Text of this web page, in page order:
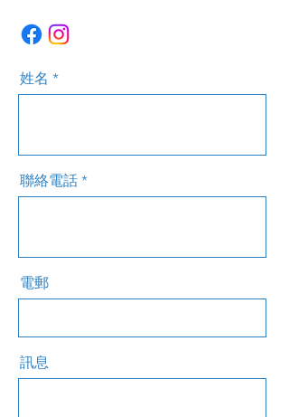
姓名
聯絡電話
電郵
訊息